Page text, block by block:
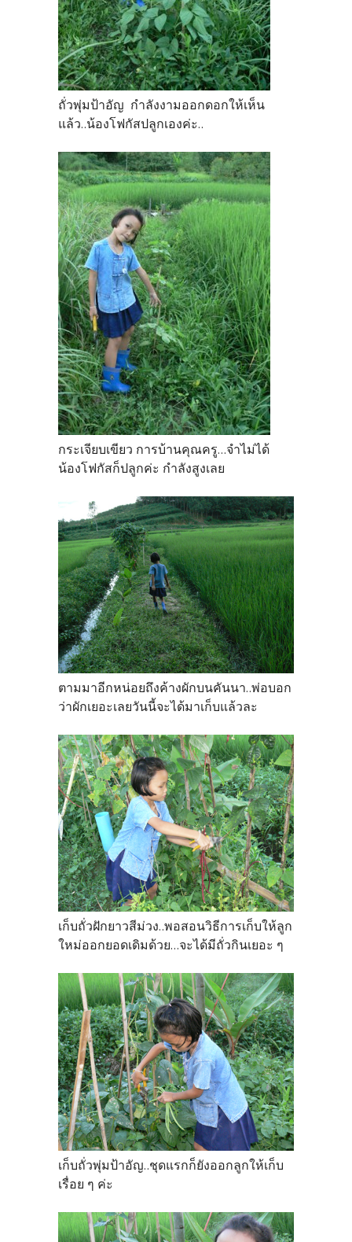
ถั่วพุ่มป้าอัญ กำลังงามออกดอกให้เห็น
แล้ว..น้องโฟกัสปลูกเองค่ะ..
กระเจียบเขียว การบ้านคุณครู...จำไม่ได้
น้องโฟกัสก็ปลูกค่ะ กำลังสูงเลย
ตามมาอีกหน่อยถึงค้างผักบนคันนา..พ่อบอก
ว่าผักเยอะเลยวันนี้จะได้มาเก็บแล้วละ
เก็บถั่วฝักยาวสีม่วง..พอสอนวิธีการเก็บให้ลูก
ใหม่ออกยอดเดิมด้วย...จะได้มีถั่วกินเยอะ ๆ
เก็บถั่วพุ่มป้าอัญ..ชุดแรกก็ยังออกลูกให้เก็บ
เรื่อย ๆ ค่ะ